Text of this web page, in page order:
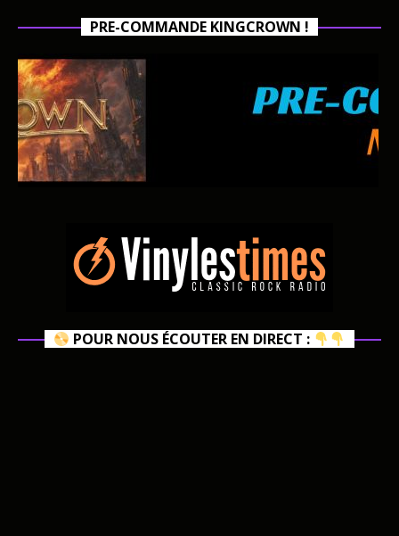
PRE-COMMANDE KINGCROWN !
POUR NOUS ÉCOUTER EN DIRECT :